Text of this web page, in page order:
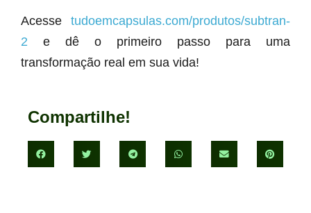
Acesse tudoemcapsulas.com/produtos/subtran-
2 e dê o primeiro passo para uma
transformação real em sua vida!
Compartilhe!